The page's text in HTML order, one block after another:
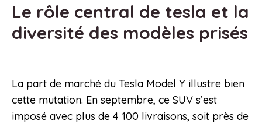
Le rôle central de tesla et la
diversité des modèles prisés
La part de marché du Tesla Model Y illustre bien
cette mutation. En septembre, ce SUV s’est
imposé avec plus de 4 100 livraisons, soit près de